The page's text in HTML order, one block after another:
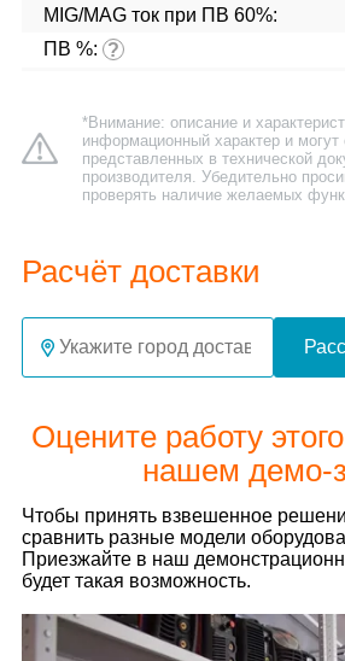
MIG/MAG ток при ПВ 60%:
ПВ %: ?
*Внимание: описание и
информационный характер и могут
представленных в технической
производителя. Убедительно
проверять наличие желаемых
Расчёт доставки
Оцените работу
нашем демо-
Чтобы принять взвешенное
сравнить разные модели
Приезжайте в наш
будет такая возможность.